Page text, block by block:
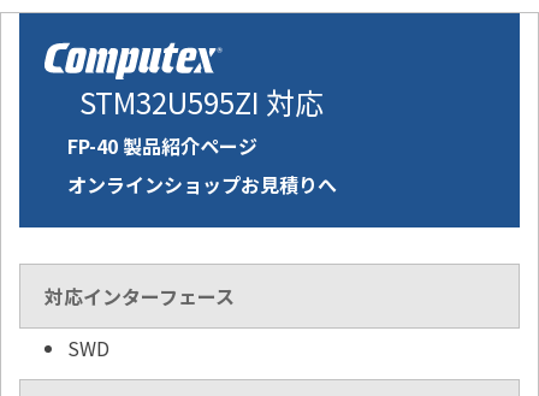
STM32U595ZI 対応
FP-40 製品紹介ページ
オンラインショップお見積りへ
対応インターフェース
SWD